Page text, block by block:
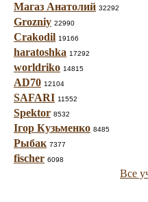
Магаз Анатолий 32292
Grozniy 22990
Crakodil 19166
haratoshka 17292
worldriko 14815
AD70 12104
SAFARI 11552
Spektor 8532
Ігор Кузьменко 8485
Рыбак 7377
fischer 6098
Все